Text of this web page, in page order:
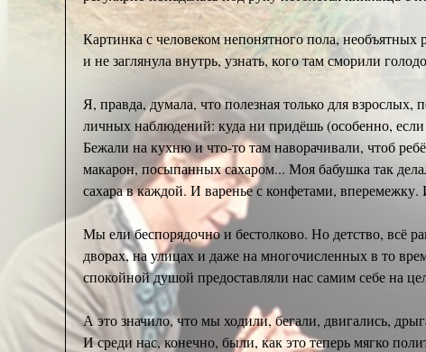
Картинка с человеком непонятного пола,
и не заглянула внутрь, узнать, кого там сморили
Я, правда, думала, что полезная только для взрослых,
личных наблюдений: куда ни придёшь (особенно,
Бежали на кухню и что-то там наворачивали, чтоб
макарон, посыпанных сахаром... Моя бабушка так
сахара в каждой. И варенье с конфетами,
Мы ели беспорядочно и бестолково. Но детство, всё
дворах, на улицах и даже на многочисленных в то
спокойной душой предоставляли нас самим себе на
А это значило, что мы ходили, бегали, двигались,
И среди нас, конечно, были, как это теперь мягко